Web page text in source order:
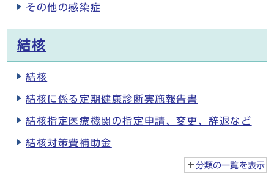
その他の感染症
結核
結核
結核に係る定期健康診断実施報告書
結核指定医療機関の指定申請、変更、辞退など
結核対策費補助金
分類の一覧を表示